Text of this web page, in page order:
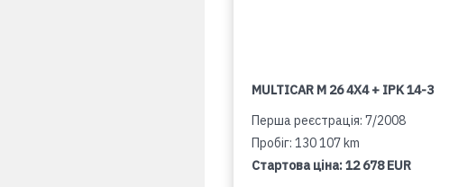
MULTICAR M 26 4X4 + IPK 14-3
Перша реєстрація: 7/2008
Пробіг: 130 107 km
Стартова ціна:12 678 EUR